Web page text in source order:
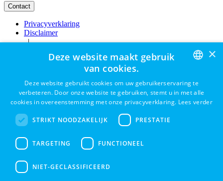
Privacyverklaring
Disclaimer
|
Contact
Emmers
Sectoren
Bedrijf
Ontdek
Support
ENGLISH
×
Deze website maakt gebruik
van cookies.
Deze website gebruikt cookies om uw gebruikerservaring te
verbeteren. Door onze website te gebruiken, stemt u in met alle
cookies in overeenstemming met onze privacyverklaring. Lees verder
STRIKT NOODZAKELIJK PRESTATIE
TARGETING FUNCTIONEEL
NIET-GECLASSIFICEERD